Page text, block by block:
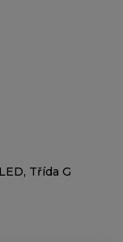
Třída G